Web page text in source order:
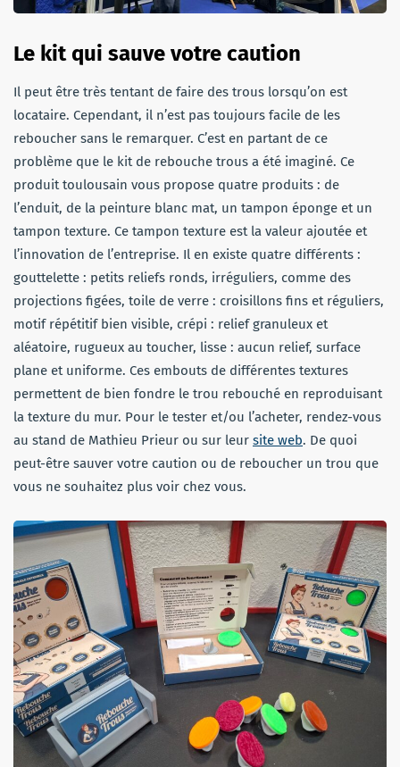
Le kit qui sauve votre caution
Il peut être très tentant de faire des trous lorsqu’on est
locataire. Cependant, il n’est pas toujours facile de les
reboucher sans le remarquer. C’est en partant de ce
problème que le kit de rebouche trous a été imaginé. Ce
produit toulousain vous propose quatre produits : de
l’enduit, de la peinture blanc mat, un tampon éponge et un
tampon texture. Ce tampon texture est la valeur ajoutée et
l’innovation de l’entreprise. Il en existe quatre différents :
gouttelette : petits reliefs ronds, irréguliers, comme des
projections figées, toile de verre : croisillons fins et réguliers,
motif répétitif bien visible, crépi : relief granuleux et
aléatoire, rugueux au toucher, lisse : aucun relief, surface
plane et uniforme. Ces embouts de différentes textures
permettent de bien fondre le trou rebouché en reproduisant
la texture du mur. Pour le tester et/ou l’acheter, rendez-vous
au stand de Mathieu Prieur ou sur leur site web. De quoi
peut-être sauver votre caution ou de reboucher un trou que
vous ne souhaitez plus voir chez vous.